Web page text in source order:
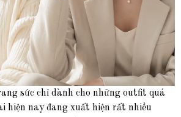
sức chỉ dành cho những outfit quá
hiện nay đang xuất hiện rất nhiều